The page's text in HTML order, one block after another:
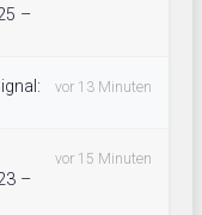
–
vor 13 Minuten
–
vor 15 Minuten